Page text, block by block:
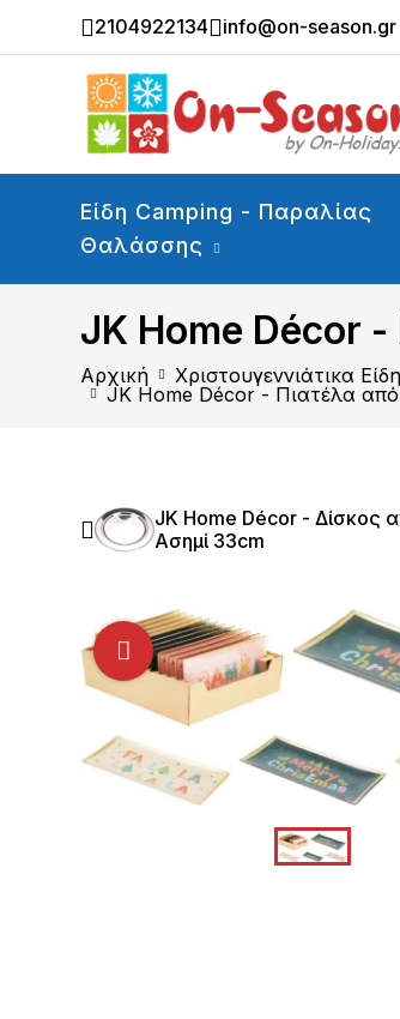
2104922134 info@on-season.gr
Είδη Camping - Παραλίας
Θαλάσσης
JK Home Décor
Αρχική Χριστουγεννιάτικα
JK Home Décor - Πιατέλα
JK Home Décor - Δίσκος
Ασημί 33cm